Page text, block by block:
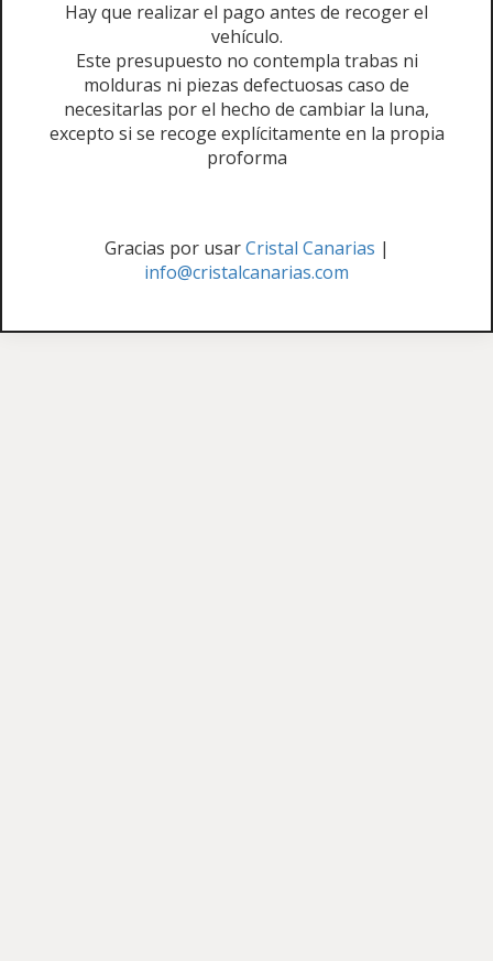
Hay que realizar el pago antes de recoger el
vehículo.
Este presupuesto no contempla trabas ni
molduras ni piezas defectuosas caso de
necesitarlas por el hecho de cambiar la luna,
excepto si se recoge explícitamente en la propia
proforma
Gracias por usarCristal Canarias |
info@cristalcanarias.com